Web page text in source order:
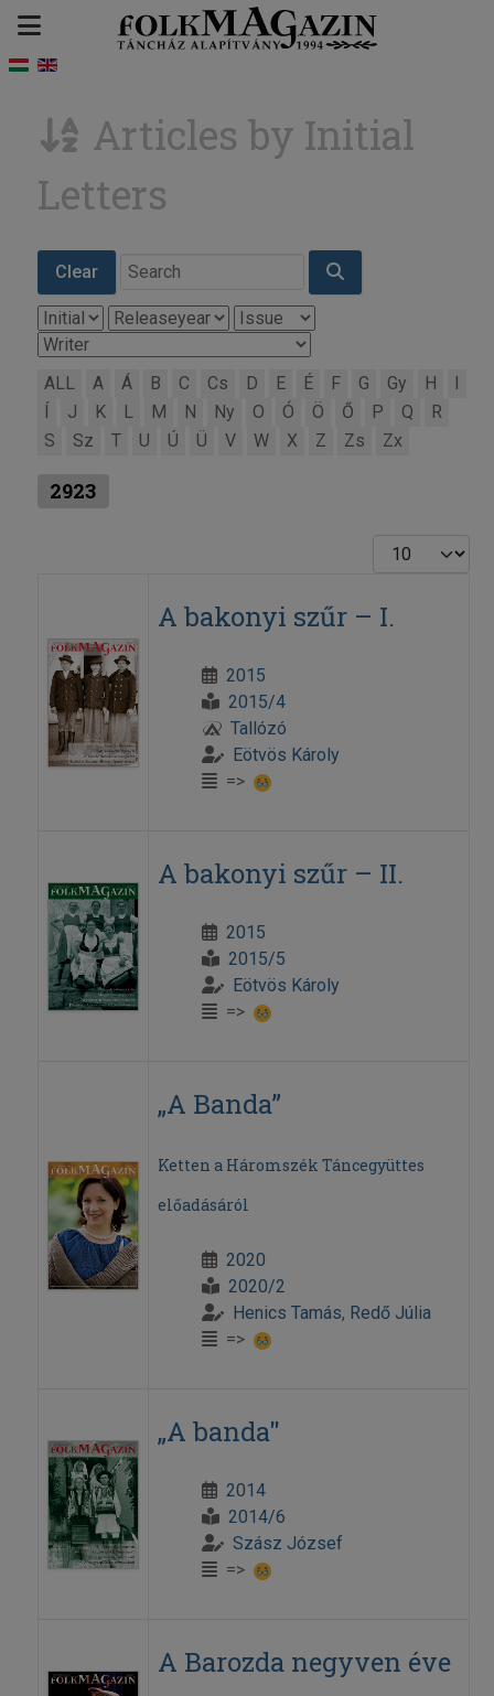
Articles by Initial
Letters
Clear
ALL A Á B C Cs D E É F G Gy H
J K L M N Ny O Ó Ö Ő P Q
R
S
Sz T U Ú Ü V W X Z Zs Zx
2923
Display #
A bakonyi szűr – I.
2015
2015/4
Tallózó
Eötvös Károly
=>
A bakonyi szűr – II.
2015
2015/5
Eötvös Károly
=>
„A Banda”
Ketten a Háromszék Táncegyüttes
előadásáról
2020
2020/2
Henics Tamás, Redő Júlia
=>
„A banda"
2014
2014/6
Szász József
=>
A Barozda negyven éve